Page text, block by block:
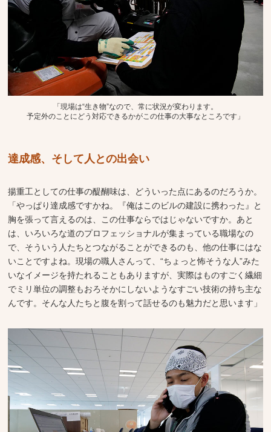
「現場は“生き物”なので、常に状況が変わります。
予定外のことにどう対応できるかがこの仕事の大事なところです」
達成感、そして人との出会い
揚重工としての仕事の醍醐味は、どういった点にあるのだろうか。
「やっぱり達成感ですかね。『俺はこのビルの建設に携わった』と
胸を張って言えるのは、この仕事ならではじゃないですか。あと
は、いろいろな道のプロフェッショナルが集まっている職場なの
で、そういう人たちとつながることができるのも、他の仕事にはな
いことですよね。現場の職人さんって、“ちょっと怖そうな人”みた
いなイメージを持たれることもありますが、実際はものすごく繊細
でミリ単位の調整もおろそかにしないようなすごい技術の持ち主な
んです。そんな人たちと腹を割って話せるのも魅力だと思います」